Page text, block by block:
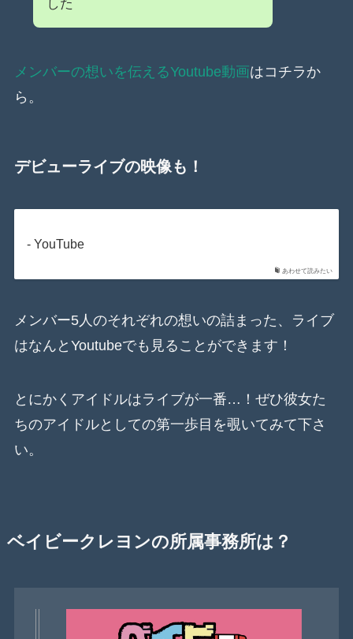
した
メンバーの想いを伝えるYoutube動画はコチラか
ら。
デビューライブの映像も！
あわせて読みたい
- YouTube
メンバー5人のそれぞれの想いの詰まった、ライブ
はなんとYoutubeでも見ることができます！
とにかくアイドルはライブが一番…！ぜひ彼女た
ちのアイドルとしての第一歩目を覗いてみて下さ
い。
ベイビークレヨンの所属事務所は？